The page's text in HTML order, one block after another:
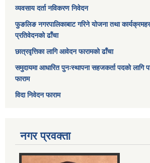
व्यवसाय दर्ता नविकरण निवेदन
फुङलिङ नगरपालिकाबाट गरिने योजना तथा
प्रतिवेदनको ढाँचा
छात्रवृत्तिका लागि आवेदन फारामको ढाँचा
समुदायमा आधारित पुनःस्थापना सहजकर्ता पदको
फाराम
विदा निवेदन फाराम
नगर प्रवक्ता